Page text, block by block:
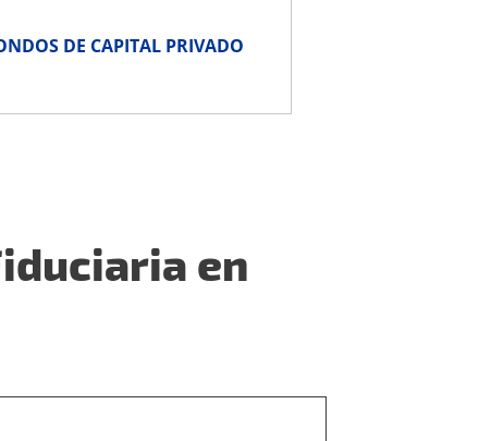
DE CAPITAL PRIVADO
en